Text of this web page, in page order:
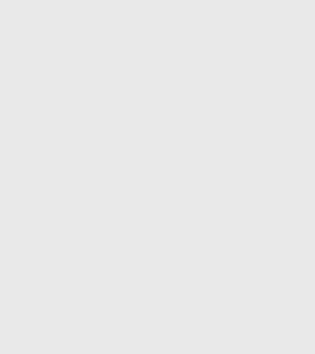
thay đổi giấy phep kinh doanh, thành lập